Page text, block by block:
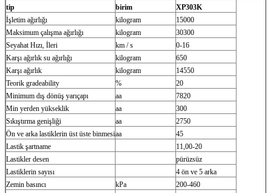
tip birim
XP303K
İşletim ağırlığı
kilogram
15000
Maksimum çalışma ağırlığı
kilogram
30300
Seyahat Hızı, İleri
km / s
0-16
Karşı ağırlık su ağırlığı
kilogram
650
Karşı ağırlık
kilogram
14550
Teorik gradeability
%
20
Minimum dış dönüş yarıçapı
aa
7820
Min yerden yükseklik
aa
300
Sıkıştırma genişliği
aa
2750
Ön ve arka lastiklerin üst üste binmesiaa
45
Lastik şartname
11,00-20
Lastikler desen
pürüzsüz
Lastiklerin sayısı
4 ön ve 5 arka
Zemin basıncı
kPa
200-460